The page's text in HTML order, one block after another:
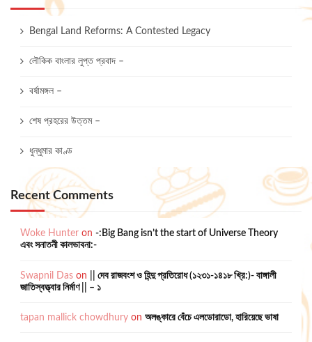
Bengal Land Reforms: A Contested Legacy
লৌকিক বাংলার লুপ্ত প্রবাদ –
বর্ষামঙ্গল –
শেষ প্রহরের উত্তম –
ধুন্ধুমার কাণ্ড
Recent Comments
Woke Hunter on -:Big Bang isn’t the start of Universe Theory
এবং সনাতনী কালভাবনা:-
Swapnil Das on
|| দেব রাজবংশ ও হিন্দু প্রতিরোধ (১২৩১-১৪১৮ খ্রি:)- বাঙ্গালী
জাতিস্বত্ত্বার নির্মাণ || – ১
tapan mallick chowdhury on অলঙ্কারে বেঁচে এলডোরাডো, হারিয়েছে ভাষা